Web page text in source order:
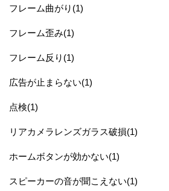
フレーム曲がり(1)
フレーム歪み(1)
フレーム反り(1)
広告が止まらない(1)
点検(1)
リアカメラレンズガラス破損(1)
ホームボタンが効かない(1)
スピーカーの音が聞こえない(1)